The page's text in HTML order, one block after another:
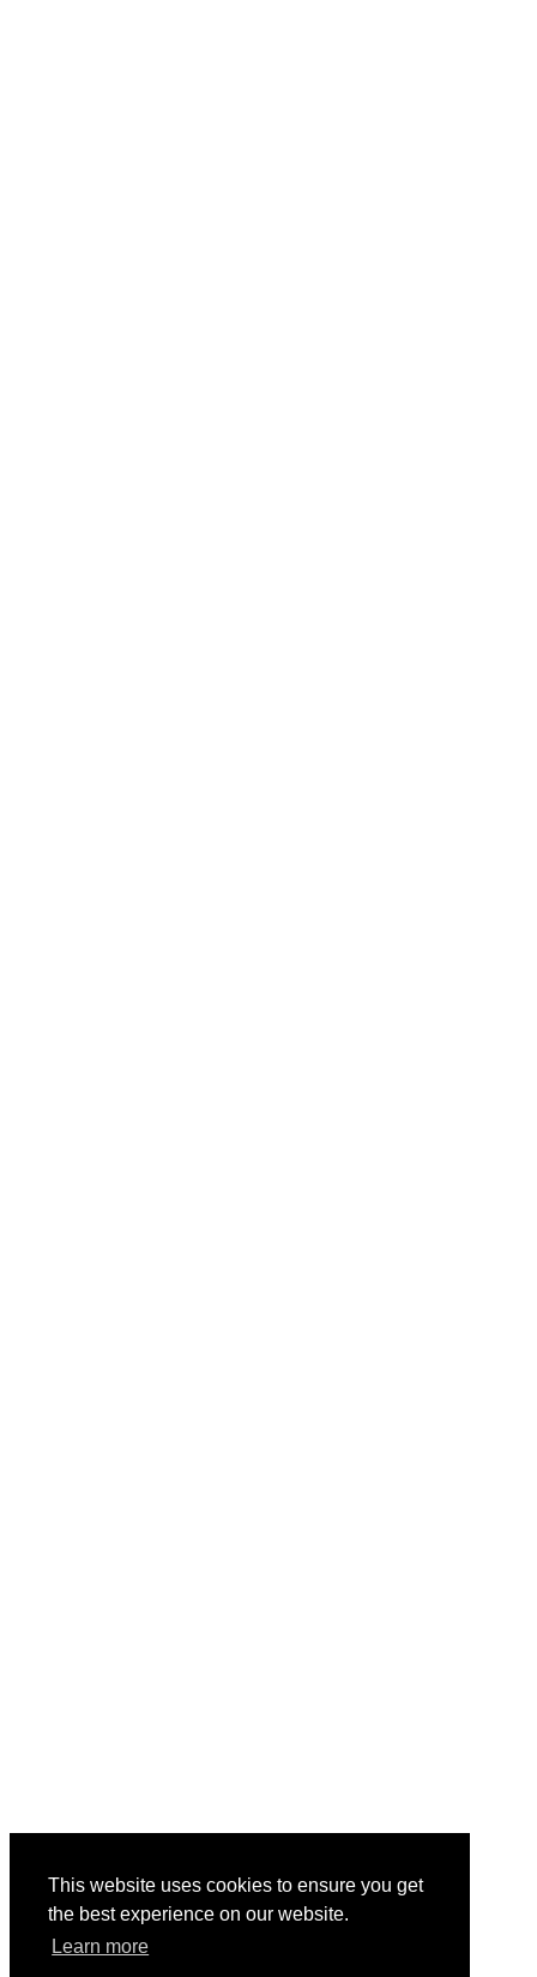
This website uses cookies to ensure you get
the best experience on our website.
Learn more